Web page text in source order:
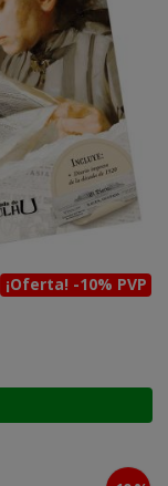
¡Oferta! -10% PVP